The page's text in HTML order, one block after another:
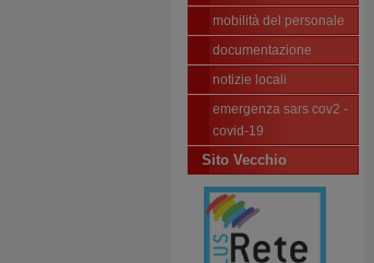
mobilità del personale
documentazione
notizie locali
emergenza sars cov2 -
covid-19
Sito Vecchio